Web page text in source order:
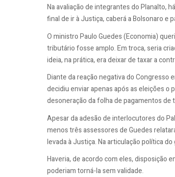
Na avaliação de integrantes do Planalto,
final de ir à Justiça, caberá a Bolsonaro e
O ministro Paulo Guedes (Economia)
tributário fosse amplo. Em troca, seria
ideia, na prática, era deixar de taxar a
Diante da reação negativa do Congresso
decidiu enviar apenas após as eleições
desoneração da folha de pagamentos de
Apesar da adesão de interlocutores do
menos três assessores de Guedes
levada à Justiça. Na articulação política
Haveria, de acordo com eles, disposição
poderiam torná-la sem validade.